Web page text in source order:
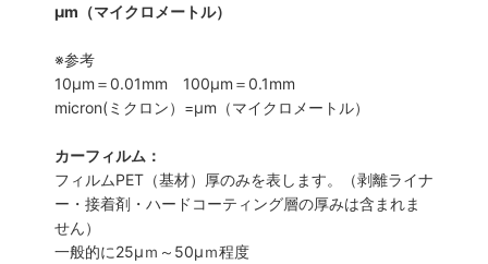
μm（マイクロメートル）
※参考
10μm＝0.01mm 100μm＝0.1mm
micron(ミクロン）=µm（マイクロメートル）
カーフィルム：
フィルムPET（基材）厚のみを表します。（剥離ライナ
ー・接着剤・ハードコーティング層の厚みは含まれま
せん）
一般的に25µｍ～50µｍ程度